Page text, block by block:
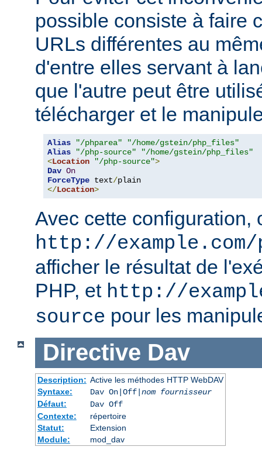
possible consiste à faire
URLs différentes au
d'entre elles servant à
que l'autre peut être
télécharger et le
Alias "/phparea"
"/home/gstein/php_files"
Alias
"/php-source"
"/home/gstein/php_files"
<Location "/php-source">
Dav On
ForceType text/
</Location>
Avec cette configuration,
http://example.com/
afficher le résultat de
PHP, et http://
source pour les
Directive Dav
Description: Active les méthodes HTTP WebDAV
Syntaxe:
Dav On|Off| nom fournisseur
Défaut:
Dav Off
Contexte:
répertoire
Statut:
Extension
Module:
mod_dav